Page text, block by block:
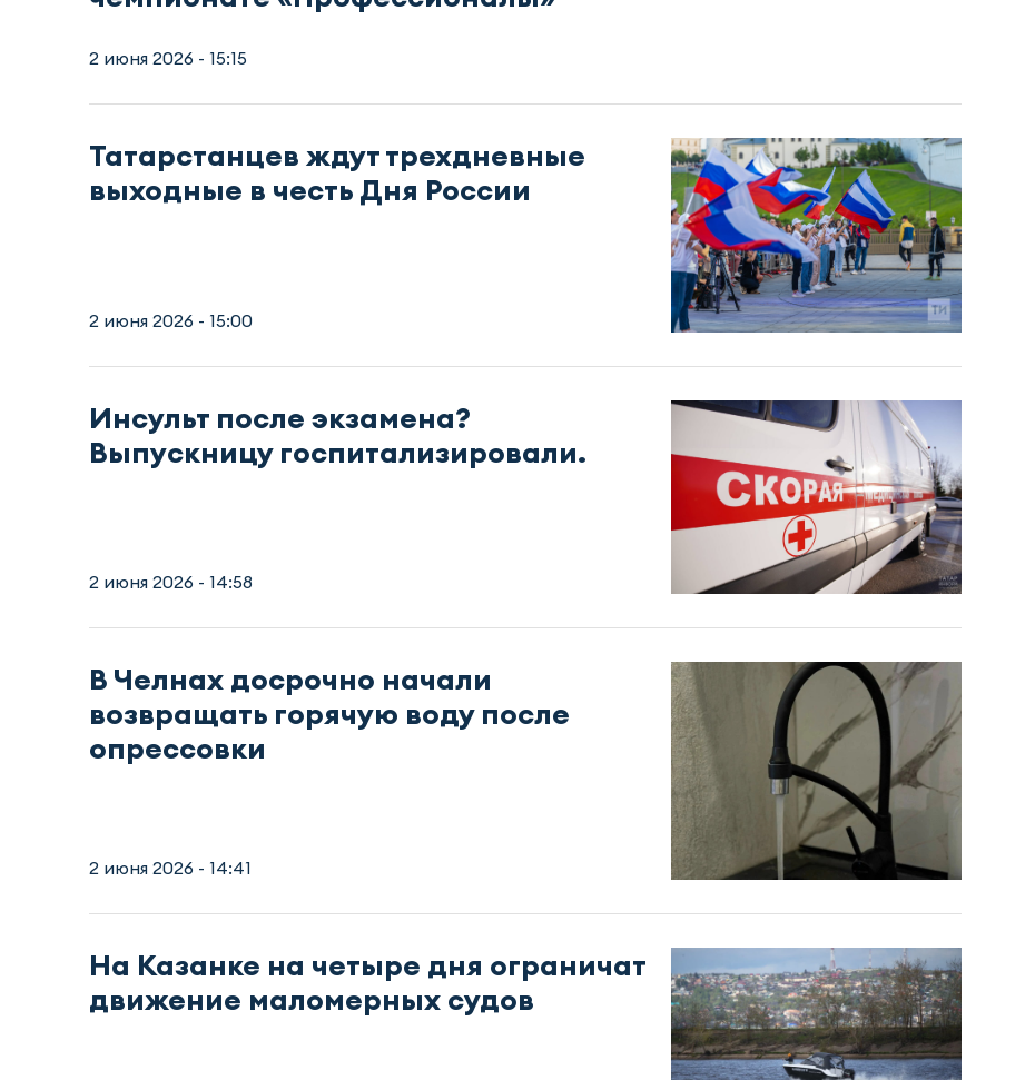
2 июня 2026 - 15:15
Татарстанцев ждут трехдневные
выходные в честь Дня России
2 июня 2026 - 15:00
Инсульт после экзамена?
Выпускницу госпитализировали.
2 июня 2026 - 14:58
В Челнах досрочно начали
возвращать горячую воду после
опрессовки
2 июня 2026 - 14:41
На Казанке на четыре дня ограничат
движение маломерных судов